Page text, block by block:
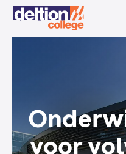
voor